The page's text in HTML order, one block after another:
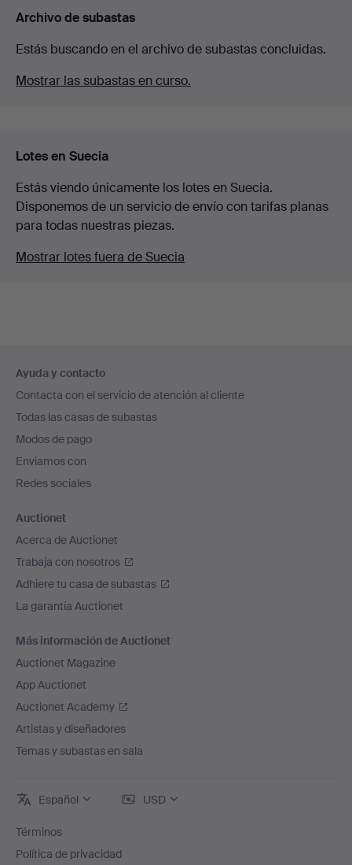
Archivo de subastas
Estás buscando en el archivo de subastas concluidas.
Mostrar las subastas en curso.
Lotes en Suecia
Estás viendo únicamente los lotes en Suecia.
Disponemos de un servicio de envío con tarifas planas
para todas nuestras piezas.
Mostrar lotes fuera de Suecia
en
el
pie
de
página
Ayuda y contacto
Contacta con el servicio de atención al cliente
Todas las casas de subastas
Modos de pago
Enviamos con
Redes sociales
Auctionet
Acerca de Auctionet
Trabaja con nosotros
Adhiere tu casa de subastas
La garantía Auctionet
Más información de Auctionet
Auctionet Magazine
App Auctionet
Auctionet Academy
Artistas y diseñadores
Temas y subastas en sala
Español USD
Términos
Política de privacidad